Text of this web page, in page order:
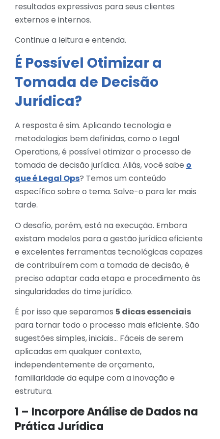
resultados expressivos para seus clientes
externos e internos.
Continue a leitura e entenda.
É Possível Otimizar a
Tomada de Decisão
Jurídica?
A resposta é sim. Aplicando tecnologia e
metodologias bem definidas, como o Legal
Operations, é possível otimizar o processo de
tomada de decisão jurídica. Aliás, você sabe o
que é Legal Ops? Temos um conteúdo
específico sobre o tema. Salve-o para ler mais
tarde.
O desafio, porém, está na execução. Embora
existam modelos para a gestão jurídica eficiente
e excelentes ferramentas tecnológicas capazes
de contribuírem com a tomada de decisão, é
preciso adaptar cada etapa e procedimento às
singularidades do time jurídico.
É por isso que separamos 5 dicas essenciais
para tornar todo o processo mais eficiente. São
sugestões simples, iniciais… Fáceis de serem
aplicadas em qualquer contexto,
independentemente de orçamento,
familiaridade da equipe com a inovação e
estrutura.
1 – Incorpore Análise de Dados na
Prática Jurídica